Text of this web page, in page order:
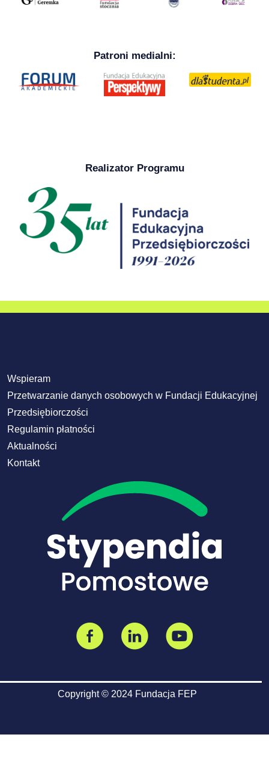
Patroni medialni:
Realizator Programu
Wspieram
Przetwarzanie danych osobowych w Fundacji Edukacyjnej
Przedsiębiorczości
Regulamin płatności
Aktualności
Kontakt
Copyright © 2024 Fundacja FEP